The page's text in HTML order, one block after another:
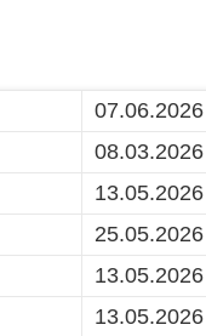
07.06.2026
08.03.2026
13.05.2026
25.05.2026
13.05.2026
13.05.2026